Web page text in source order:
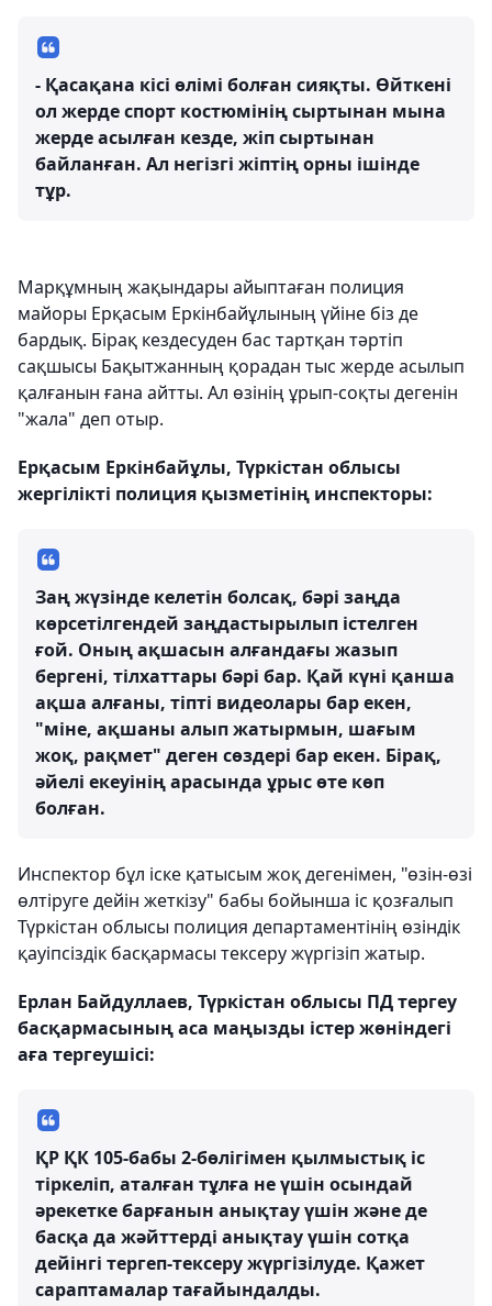
- Қасақана кісі өлімі болған сияқты. Өйткені
ол жерде спорт костюмінің сыртынан мына
жерде асылған кезде, жіп сыртынан
байланған. Ал негізгі жіптің орны ішінде
тұр.
Марқұмның жақындары айыптаған полиция
майоры Ерқасым Еркінбайұлының үйіне біз де
бардық. Бірақ кездесуден бас тартқан тәртіп
сақшысы Бақытжанның қорадан тыс жерде асылып
қалғанын ғана айтты. Ал өзінің ұрып-соқты дегенін
"жала" деп отыр.
Ерқасым Еркінбайұлы, Түркістан облысы
жергілікті полиция қызметінің инспекторы:
Заң жүзінде келетін болсақ, бәрі заңда
көрсетілгендей заңдастырылып істелген
ғой. Оның ақшасын алғандағы жазып
бергені, тілхаттары бәрі бар. Қай күні қанша
ақша алғаны, тіпті видеолары бар екен,
"міне, ақшаны алып жатырмын, шағым
жоқ, рақмет" деген сөздері бар екен. Бірақ,
әйелі екеуінің арасында ұрыс өте көп
болған.
Инспектор бұл іске қатысым жоқ дегенімен, "өзін-өзі
өлтіруге дейін жеткізу" бабы бойынша іс қозғалып
Түркістан облысы полиция департаментінің өзіндік
қауіпсіздік басқармасы тексеру жүргізіп жатыр.
Ерлан Байдуллаев, Түркістан облысы ПД тергеу
басқармасының аса маңызды істер жөніндегі
аға тергеушісі:
ҚР ҚК 105-бабы 2-бөлігімен қылмыстық іс
тіркеліп, аталған тұлға не үшін осындай
әрекетке барғанын анықтау үшін және де
басқа да жәйттерді анықтау үшін сотқа
дейінгі тергеп-тексеру жүргізілуде. Қажет
сараптамалар тағайындалды.